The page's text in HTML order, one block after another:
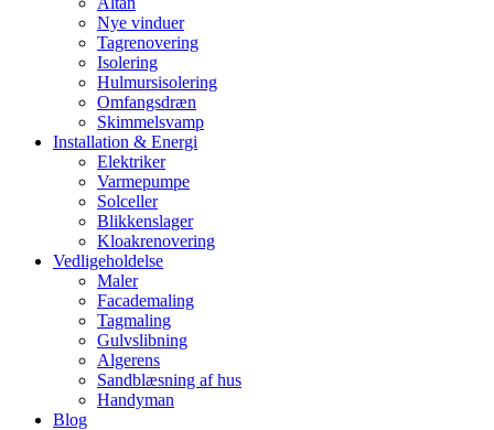
Nye vinduer
Tagrenovering
Isolering
Hulmursisolering
Omfangsdræn
Skimmelsvamp
Installation & Energi
Elektriker
Varmepumpe
Solceller
Blikkenslager
Kloakrenovering
Vedligeholdelse
Maler
Facademaling
Tagmaling
Gulvslibning
Algerens
Sandblæsning af hus
Handyman
Blog